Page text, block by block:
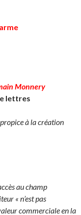
Monnery
lettres
à la création
au champ
« n’est pas
commercialeen la